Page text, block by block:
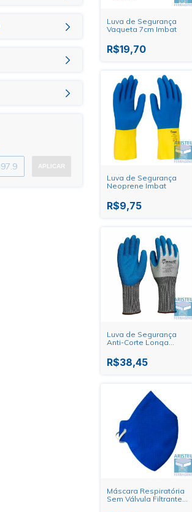
APLICAR
Luva de Segurança
Vaqueta 7cm Imbat
R$19,70
Luva de Segurança
Neoprene Imbat
R$9,75
Luva de Segurança
Anti-Corte Longa
R$38,45
Máscara Respiratória
Sem Válvula Filtrante